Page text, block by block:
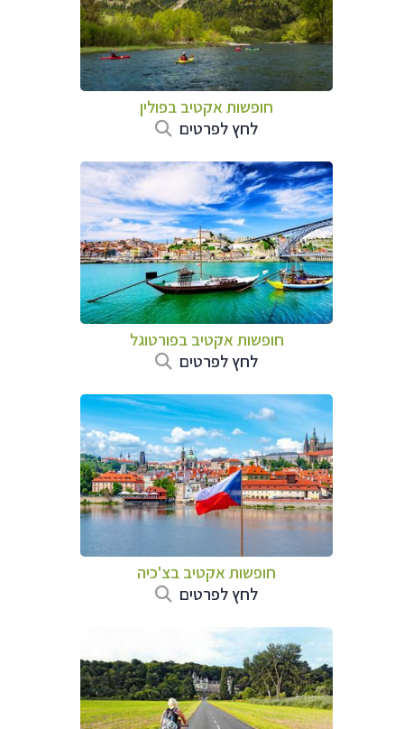
חופשות אקטיב בפולין
לחץ לפרטים
חופשות אקטיב בפורטוגל
לחץ לפרטים
חופשות אקטיב בצ'כיה
לחץ לפרטים